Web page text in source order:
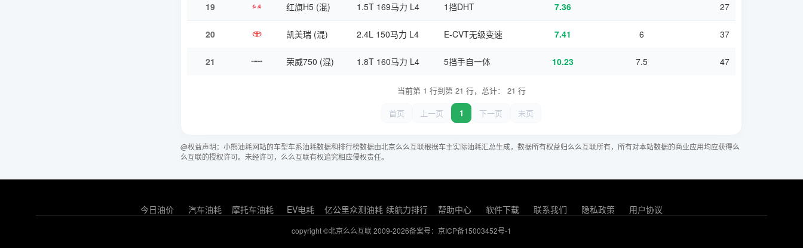
19 红旗H5 (混) 1.5T 169马力 L4 1挡DHT 7.36 27
20 凯美瑞 (混) 2.4L 150马力 L4 E-CVT无级变速 7.41 6 37
21 荣威750 (混) 1.8T 160马力 L4 5挡手自一体 10.23 7.5 47
当前第 1 行到第 21 行，总计： 21 行
首页
上一页 1 下一页 末页
@权益声明：小熊油耗网站的车型车系油耗数据和排行榜数据由北京么么互联根据车主实际油耗汇总生成，数据所有权益归么么互联所有，所有对本站数据的商业应用均应获得么
么互联的授权许可。未经许可，么么互联有权追究相应侵权责任。
今日油价 汽车油耗 摩托车油耗 EV电耗 亿公里众测油耗 续航力排行 帮助中心 软件下载 联系我们 隐私政策 用户协议
copyright ©北京么么互联 2009-2026备案号：京ICP备15003452号-1